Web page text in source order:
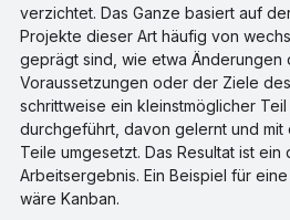
verzichtet. Das Ganze basiert auf
Projekte dieser Art häufig von
geprägt sind, wie etwa Änderungen
Voraussetzungen oder der Ziele
schrittweise ein kleinstmöglicher
durchgeführt, davon gelernt und mit
Teile umgesetzt. Das Resultat ist ein
Arbeitsergebnis. Ein Beispiel für
wäre Kanban.